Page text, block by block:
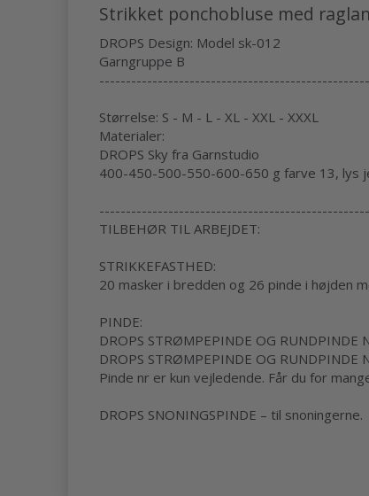
Strikket ponchobluse med
DROPS Design: Model sk-012
Garngruppe B
Størrelse: S - M - L - XL - XXL - XXXL
Materialer:
DROPS Sky fra Garnstudio
400-450-500-550-600-650 g farve 13, lys
TILBEHØR TIL ARBEJDET:
STRIKKEFASTHED:
20 masker i bredden og 26 pinde i højden
PINDE:
DROPS STRØMPEPINDE OG
DROPS STRØMPEPINDE OG
Pinde nr er kun vejledende. Får du for
DROPS SNONINGSPINDE – til snoningerne.